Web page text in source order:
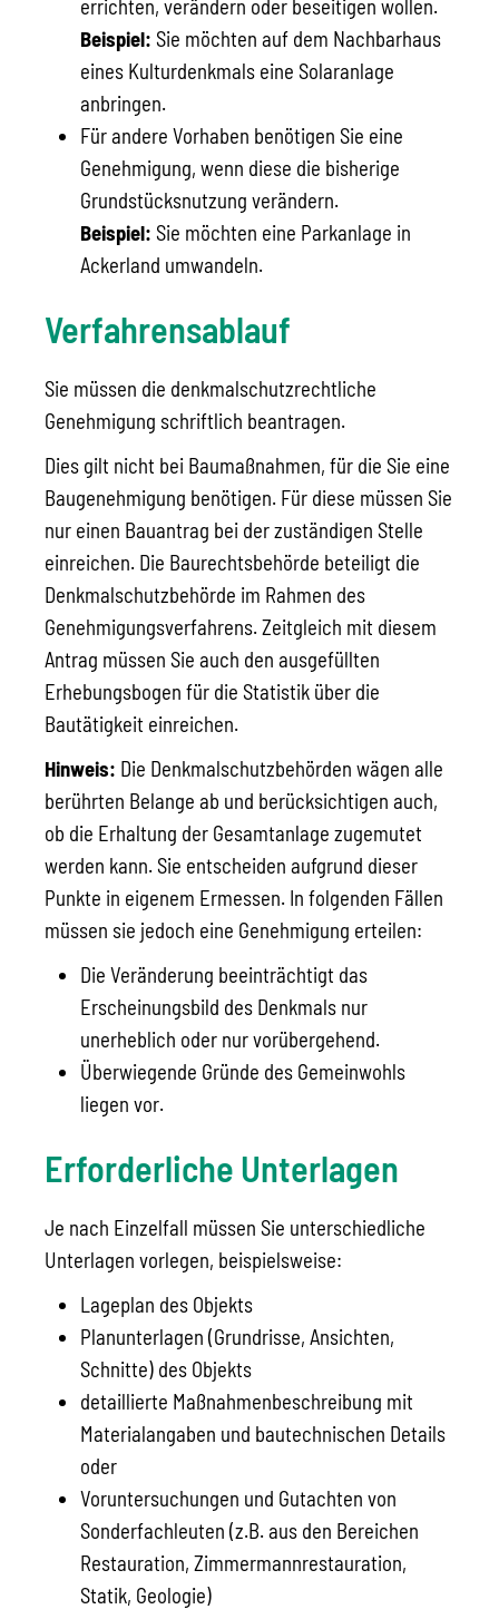
errichten, verändern oder beseitigen wollen.
Beispiel: Sie möchten auf dem Nachbarhaus
eines Kulturdenkmals eine Solaranlage
anbringen.
Für andere Vorhaben benötigen Sie eine
Genehmigung, wenn diese die bisherige
Grundstücksnutzung verändern.
Beispiel: Sie möchten eine Parkanlage in
Ackerland umwandeln.
Verfahrensablauf
Sie müssen die denkmalschutzrechtliche
Genehmigung schriftlich beantragen.
Dies gilt nicht bei Baumaßnahmen, für die Sie eine
Baugenehmigung benötigen. Für diese müssen Sie
nur einen Bauantrag bei der zuständigen Stelle
einreichen. Die Baurechtsbehörde beteiligt die
Denkmalschutzbehörde im Rahmen des
Genehmigungsverfahrens.Zeitgleich mit diesem
Antrag müssen Sie auch den ausgefüllten
Erhebungsbogen für die Statistik über die
Bautätigkeit einreichen.
Hinweis: Die Denkmalschutzbehörden wägen alle
berührten Belange ab und berücksichtigen auch,
ob die Erhaltung der Gesamtanlage zugemutet
werden kann. Sie entscheiden aufgrund dieser
Punkte in eigenem Ermessen. In folgenden Fällen
müssen sie jedoch eine Genehmigung erteilen:
Die Veränderung beeinträchtigt das
Erscheinungsbild des Denkmals nur
unerheblich oder nur vorübergehend.
Überwiegende Gründe des Gemeinwohls
liegen vor.
Erforderliche Unterlagen
Je nach Einzelfall müssen Sie unterschiedliche
Unterlagen vorlegen, beispielsweise:
Lageplan des Objekts
Planunterlagen (Grundrisse, Ansichten,
Schnitte) des Objekts
detaillierte Maßnahmenbeschreibung mit
Materialangaben und bautechnischen Details
oder
Voruntersuchungen und Gutachten von
Sonderfachleuten (z.B. aus den Bereichen
Restauration, Zimmermannrestauration,
Statik, Geologie)